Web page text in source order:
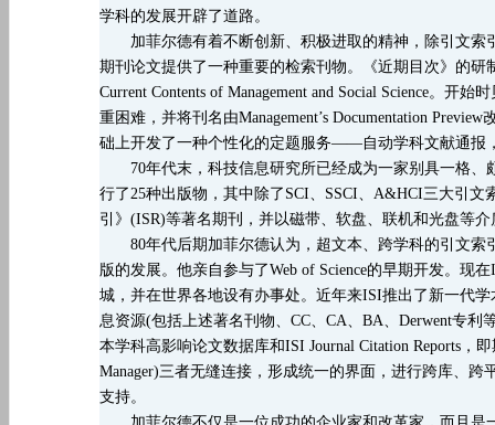
学科的发展开辟了道路。
加菲尔德有着不断创新、积极进取的精神，除引文索
期刊论文提供了一种重要的检索刊物。《近期目次》的
Current Contents of Management and Social Science。开
重困难，并将刊名由Management’s Documentation
础上开发了一种个性化的定题服务——自动学科文献通报
70年代末，科技信息研究所已经成为一家别具一格、
行了25种出版物，其中除了SCI、SSCI、A&HCI三大引
引》(ISR)等著名期刊，并以磁带、软盘、联机和光盘等
80年代后期加菲尔德认为，超文本、跨学科的引文索
版的发展。他亲自参与了Web of Science的早期开发。现
城，并在世界各地设有办事处。近年来ISI推出了新一代
息资源(包括上述著名刊物、CC、CA、BA、Derwent专利
本学科高影响论文数据库和ISI Journal Citation Reports，
Manager)三者无缝连接，形成统一的界面，进行跨库、
支持。